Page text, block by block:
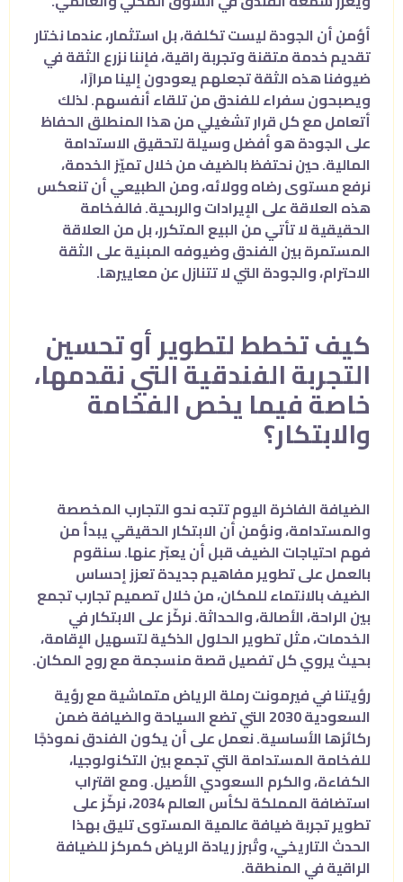
أؤمن أن الجودة ليست تكلفة، بل استثمار، عندما نختار
تقديم خدمة متقنة وتجربة راقية، فإننا نزرع الثقة في
ضيوفنا هذه الثقة تجعلهم يعودون إلينا مرارًا،
ويصبحون سفراء للفندق من تلقاء أنفسهم. لذلك
أتعامل مع كل قرار تشغيلي من هذا المنطلق الحفاظ
على الجودة هو أفضل وسيلة لتحقيق الاستدامة
المالية. حين نحتفظ بالضيف من خلال تميّز الخدمة،
نرفع مستوى رضاه وولائه، ومن الطبيعي أن تنعكس
هذه العلاقة على الإيرادات والربحية. فالفخامة
الحقيقية لا تأتي من البيع المتكرر، بل من العلاقة
المستمرة بين الفندق وضيوفه المبنية على الثقة
الاحترام، والجودة التي لا تتنازل عن معاييرها.
كيف تخطط لتطوير أو تحسين
التجربة الفندقية التي نقدمها،
خاصة فيما يخص الفخامة
والابتكار؟
الضيافة الفاخرة اليوم تتجه نحو التجارب المخصصة
والمستدامة، ونؤمن أن الابتكار الحقيقي يبدأ من
فهم احتياجات الضيف قبل أن يعبّر عنها. سنقوم
بالعمل على تطوير مفاهيم جديدة تعزز إحساس
الضيف بالانتماء للمكان، من خلال تصميم تجارب تجمع
بين الراحة، الأصالة، والحداثة. نركّز على الابتكار في
الخدمات، مثل تطوير الحلول الذكية لتسهيل الإقامة،
بحيث يروي كل تفصيل قصة منسجمة مع روح المكان.
رؤيتنا في فيرمونت رملة الرياض متماشية مع رؤية
السعودية 2030 التي تضع السياحة والضيافة ضمن
ركائزها الأساسية. نعمل على أن يكون الفندق نموذجًا
للفخامة المستدامة التي تجمع بين التكنولوجيا،
الكفاءة، والكرم السعودي الأصيل. ومع اقتراب
استضافة المملكة لكأس العالم 2034، نركّز على
تطوير تجربة ضيافة عالمية المستوى تليق بهذا
الحدث التاريخي، وتُبرز ريادة الرياض كمركز للضيافة
الراقية في المنطقة.